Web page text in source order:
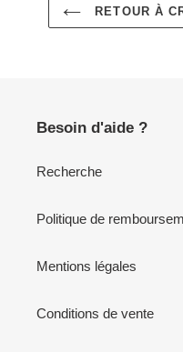
RETOUR À
Besoin d'aide ?
Recherche
Politique de
Mentions légales
Conditions de vente